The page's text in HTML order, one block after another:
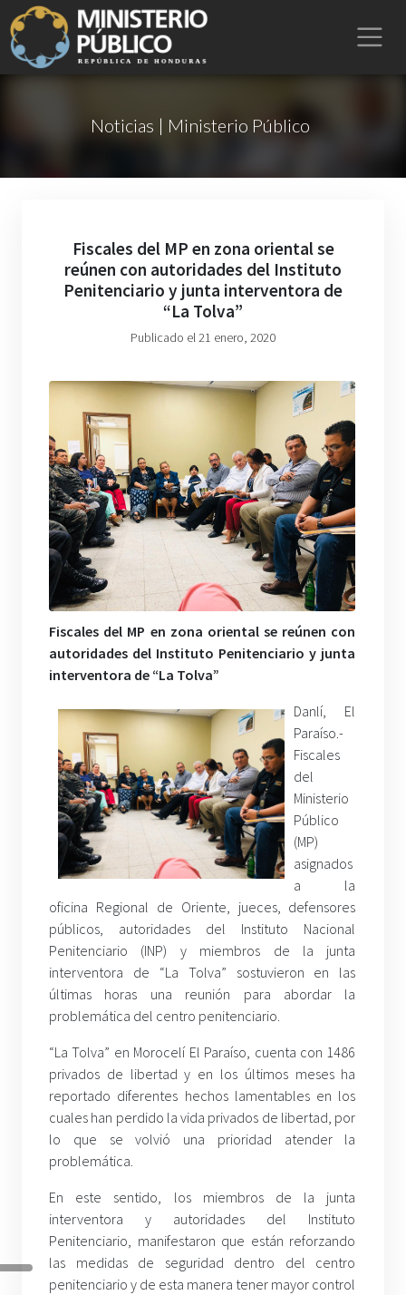
Noticias | Ministerio Público
Fiscales del MP en zona oriental se
reúnen con autoridades del Instituto
Penitenciario y junta interventora de
“La Tolva”
Publicado el 21 enero, 2020
Fiscales del MP en zona oriental se reúnen con
autoridades del Instituto Penitenciario y junta
interventora de “La Tolva”
Danlí, El
Paraíso.-
Fiscales
del
Ministerio
Público
(MP)
asignados
a la
oficina Regional de Oriente, jueces, defensores
públicos, autoridades del Instituto Nacional
Penitenciario (INP) y miembros de la junta
interventora de “La Tolva” sostuvieron en las
últimas horas una reunión para abordar la
problemática del centro penitenciario.
“La Tolva” en Morocelí El Paraíso, cuenta con 1486
privados de libertad y en los últimos meses ha
reportado diferentes hechos lamentables en los
cuales han perdido la vida privados de libertad, por
lo que se volvió una prioridad atender la
problemática.
En este sentido, los miembros de la junta
interventora y autoridades del Instituto
Penitenciario, manifestaron que están reforzando
las medidas de seguridad dentro del centro
penitenciario y de esta manera tener mayor control